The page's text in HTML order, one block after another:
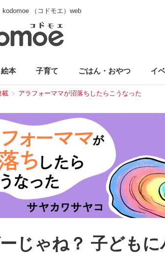
（コドモエ）web
絵本 子育て ごはん・おやつ イ
載 アラフォーママが沼落ちしたらこうなった
じゃね？ 子ども